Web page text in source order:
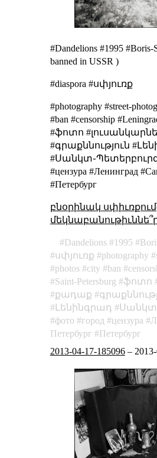
#Dandelions #1995 #Boris-
banned in USSR )
#diaspora #սփյուռք
#photography #street-
#ban #censorship
#ֆոտո
#գրաքննություն
#Սանկտ֊Պետերբուրգ
#цензура #Ленинград
#Петербург
բնօրինակ
Dandelions 1995
սփյուռք
photography
photos
city ban
Saint-Petersburg
ֆոտո
քադաք
Լենինգրադ
фото
город цензура
Петербург
Петербург
2013-04-17-185096–